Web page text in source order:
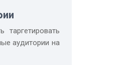
таргетировать
аудитории на